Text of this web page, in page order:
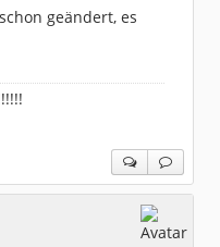
geändert, es